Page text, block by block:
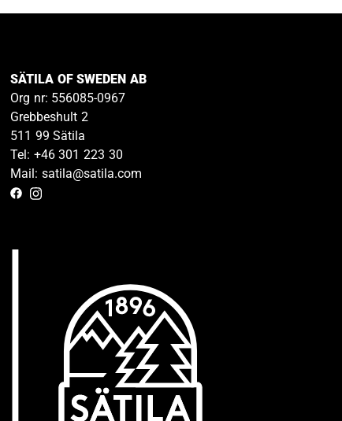
SÄTILA OF SWEDEN AB
Org nr: 556085-0967
Grebbeshult 2
511 99 Sätila
Tel: +46 301 223 30
Mail: satila@satila.com